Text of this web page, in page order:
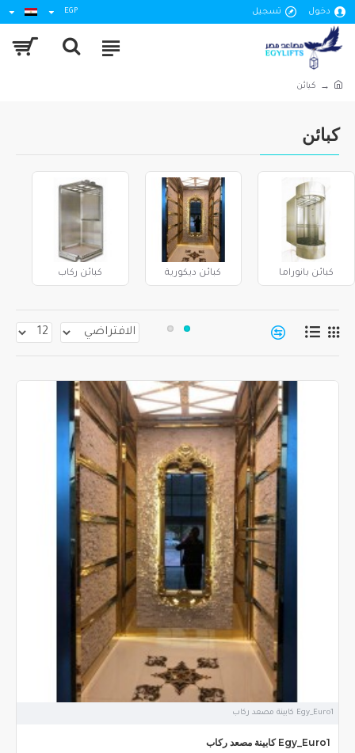
دخول تسجيل EGP
كبائن
كبائن
كبائن ركاب كبائن ديكورية كبائن بانوراما
Egy_Euro1 كابينة مصعد ركاب
Egy_Euro1 كابينة مصعد ركاب